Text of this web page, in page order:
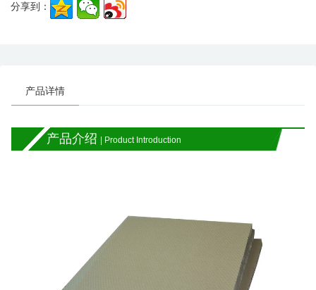
分享到：
产品详情
产品介绍 | Product Introduction